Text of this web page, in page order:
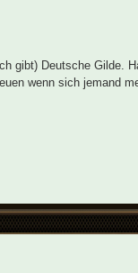
gibt) Deutsche Gilde.
wenn sich jemand